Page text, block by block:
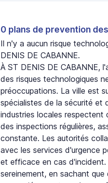
0 plans de prevention
Il n'y a aucun risque
DENIS DE CABANNE.
À ST DENIS DE CABANNE,
des risques technologiques
préoccupations. La ville est
spécialistes de la sécurité et
industries locales
des inspections régulières,
constante. Les autorités
avec les services d'urgence
et efficace en cas
sereinement, en sachant